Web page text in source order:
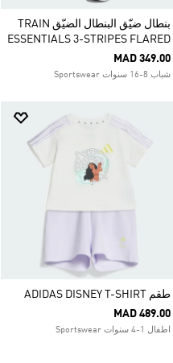
بنطال ضيّق البنطال الضيّق TRAIN
ESSENTIALS 3-STRIPES FLARED
MAD 349.00
شباب 8-16 سنوات Sportswear
طقم ADIDAS DISNEY T-SHIRT
MAD 489.00
اطفال 1-4 سنوات Sportswear